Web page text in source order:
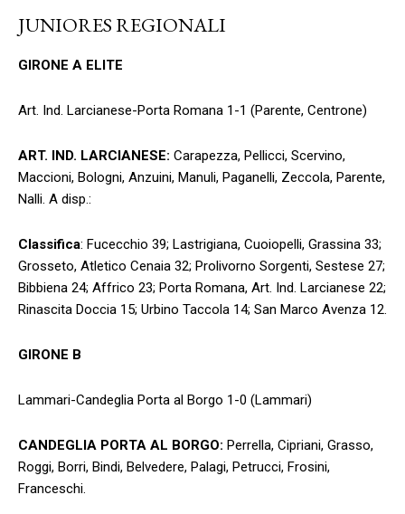
JUNIORES REGIONALI
GIRONE A ELITE
Art. Ind. Larcianese-Porta Romana 1-1 (Parente, Centrone)
ART. IND. LARCIANESE: Carapezza, Pellicci, Scervino,
Maccioni, Bologni, Anzuini, Manuli, Paganelli, Zeccola, Parente,
Nalli. A disp.:
Classifica: Fucecchio 39; Lastrigiana, Cuoiopelli, Grassina 33;
Grosseto, Atletico Cenaia 32; Prolivorno Sorgenti, Sestese 27;
Bibbiena 24; Affrico 23; Porta Romana, Art. Ind. Larcianese 22;
Rinascita Doccia 15; Urbino Taccola 14; San Marco Avenza 12.
GIRONE B
Lammari-Candeglia Porta al Borgo 1-0 (Lammari)
CANDEGLIA PORTA AL BORGO: Perrella, Cipriani, Grasso,
Roggi, Borri, Bindi, Belvedere, Palagi, Petrucci, Frosini,
Franceschi.